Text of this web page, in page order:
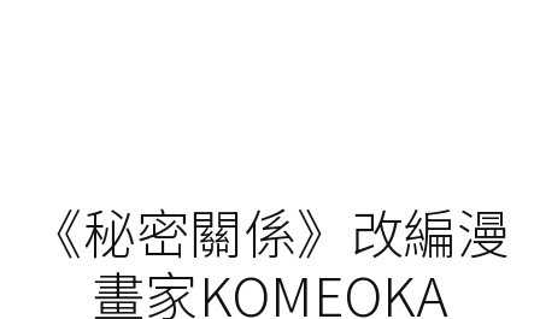
《秘密關係》改編漫
畫家KOMEOKA